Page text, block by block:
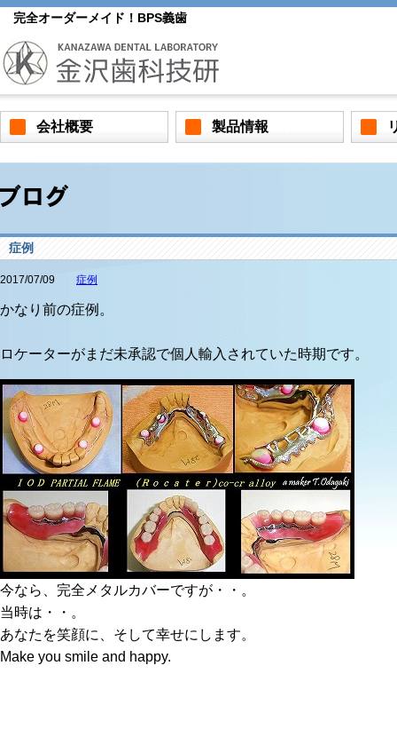
完全オーダーメイド！BPS義歯
会社概要 製品情報
症例
2017/07/09 症例
かなり前の症例。
ロケーターがまだ未承認で個人輸入されていた時期です。
今なら、完全メタルカバーですが・・。
当時は・・。
あなたを笑顔に、そして幸せにします。
Make you smile and happy.